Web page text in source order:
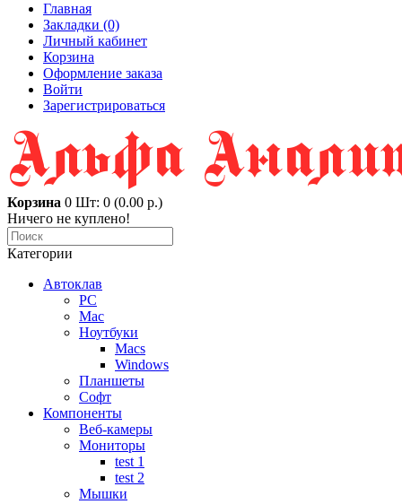
Главная
Закладки (0)
Личный кабинет
Корзина
Оформление заказа
Войти
Зарегистрироваться
Корзина 0 Шт: 0 (0.00 р.)
Ничего не куплено!
Категории
Автоклав
PC
Mac
Ноутбуки
Macs
Windows
Планшеты
Софт
Компоненты
Веб-камеры
Мониторы
test 1
test 2
Мышки